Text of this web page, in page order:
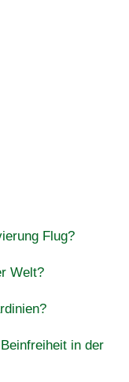
Flug?
Welt?
in der